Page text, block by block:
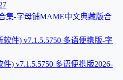
MAME中文典藏版合
) v7.1.5.5750 多语便携版2026-